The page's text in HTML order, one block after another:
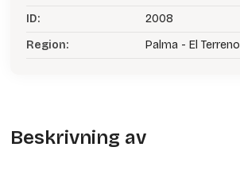
ID:
2008
Region:
Palma - El Terreno
Beskrivning av